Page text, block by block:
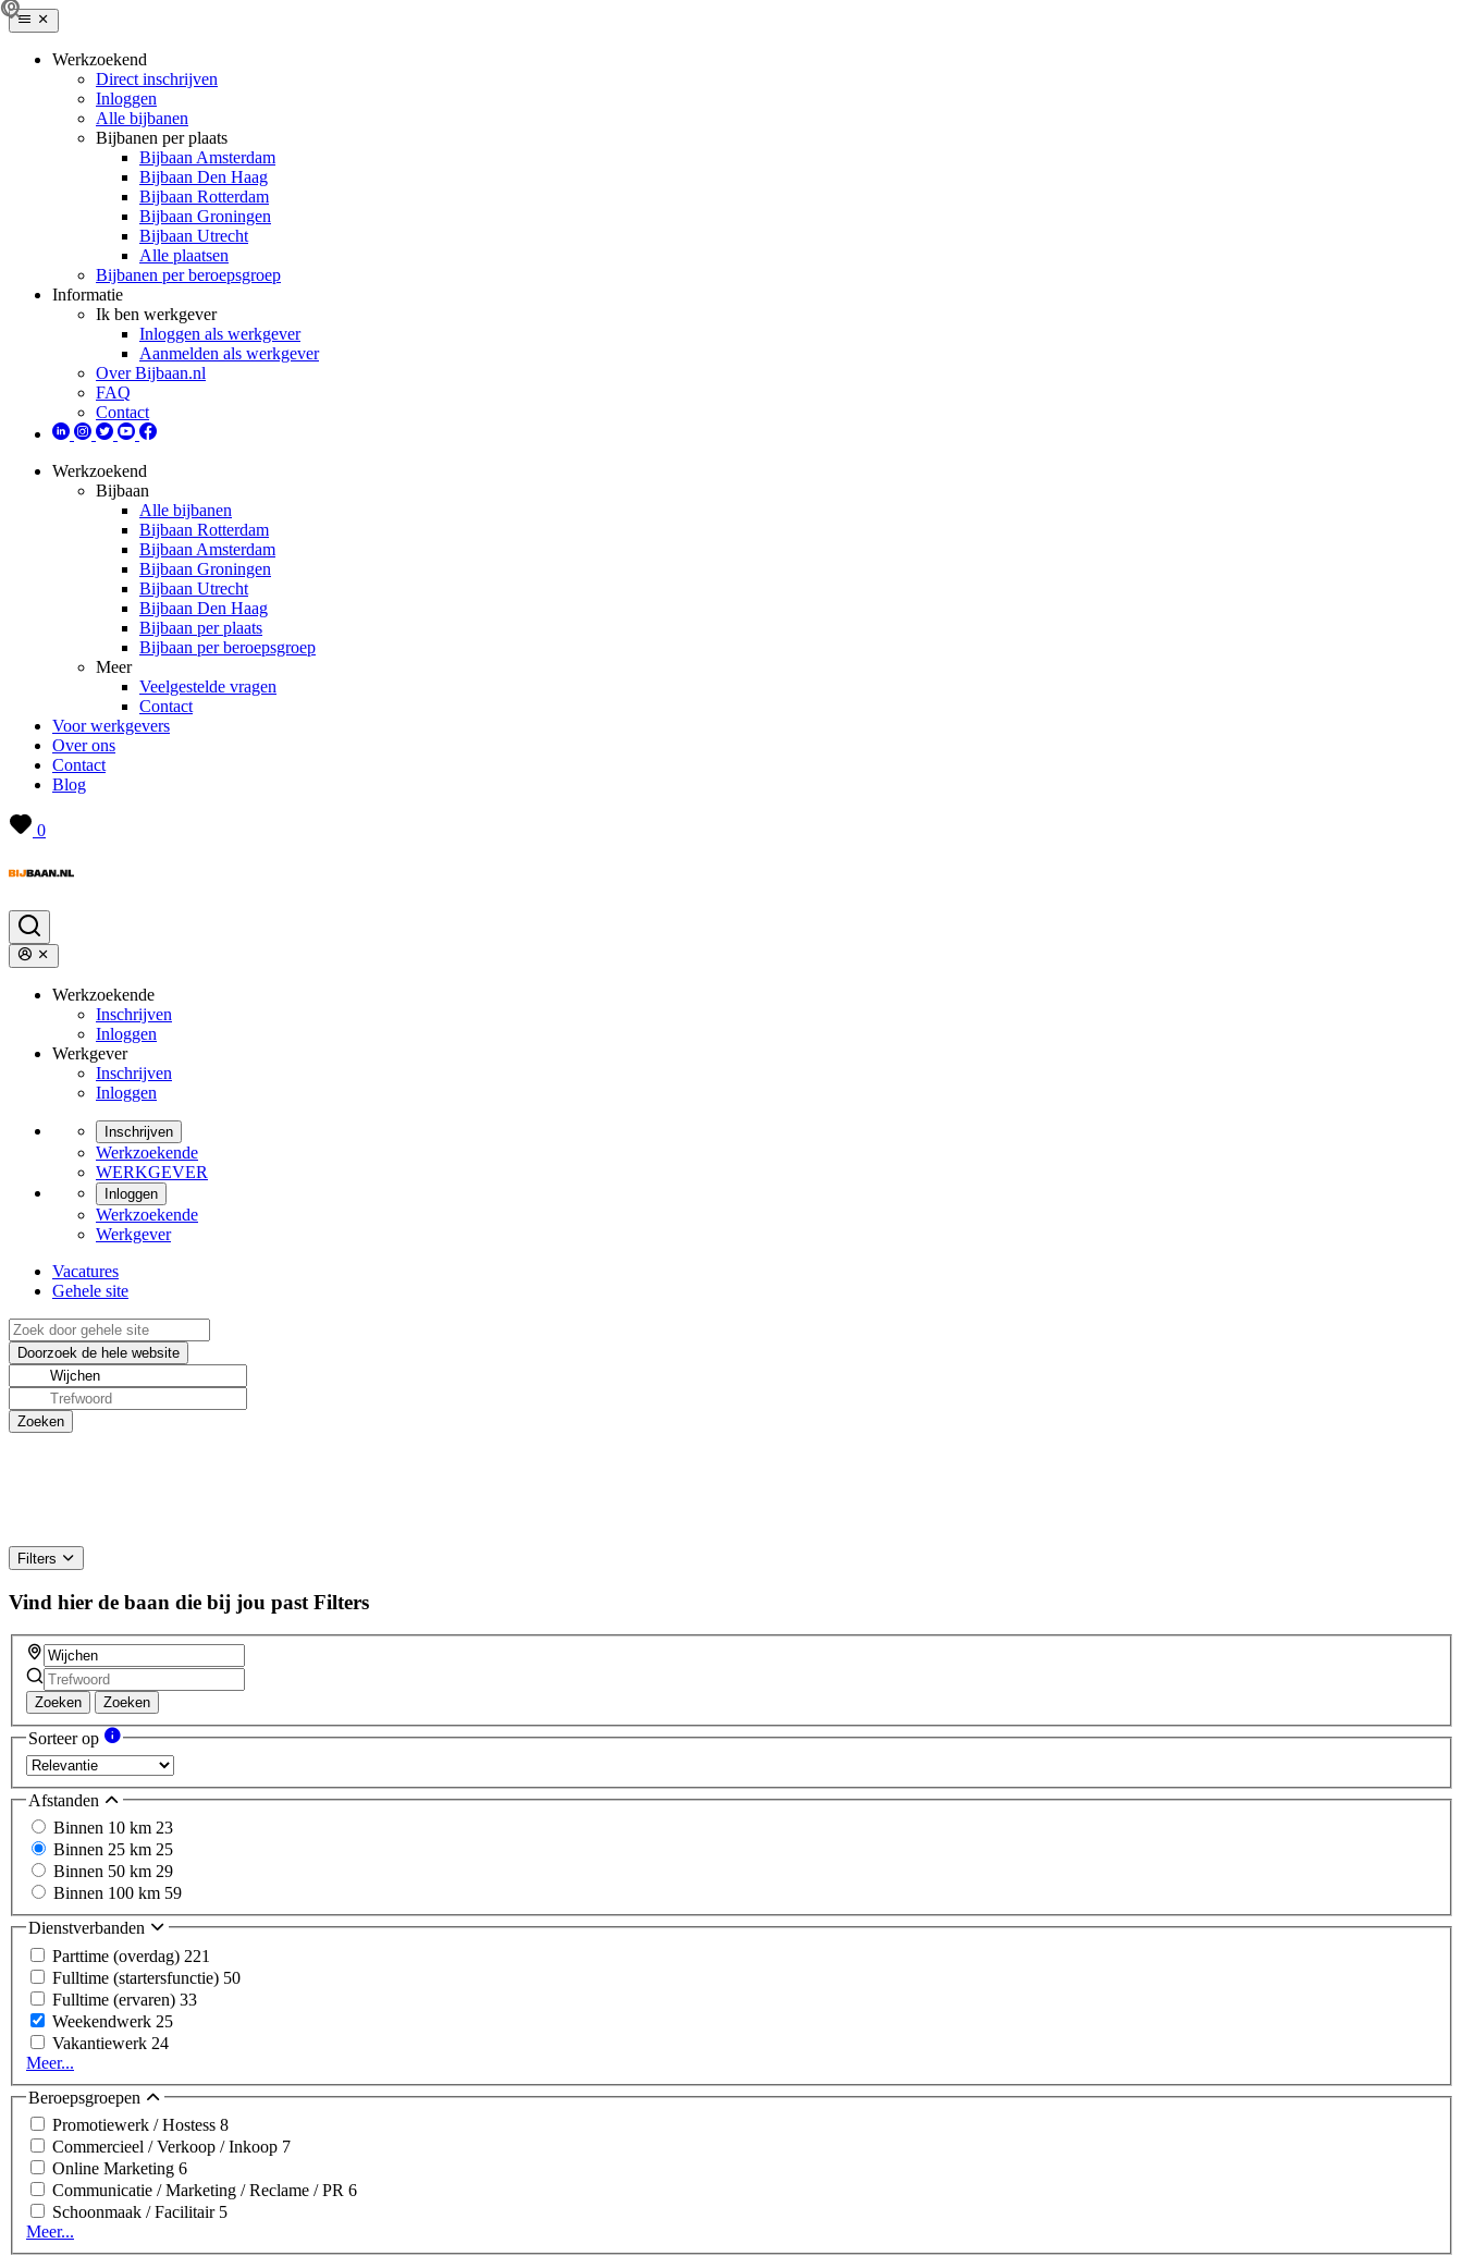
Werkzoekend
Direct inschrijven
Inloggen
Alle bijbanen
Bijbanen per plaats
Bijbaan Amsterdam
Bijbaan Den Haag
Bijbaan Rotterdam
Bijbaan Groningen
Bijbaan Utrecht
Alle plaatsen
Bijbanen per beroepsgroep
Informatie
Ik ben werkgever
Inloggen als werkgever
Aanmelden als werkgever
Over Bijbaan.nl
FAQ
Contact
Werkzoekend
Bijbaan
Alle bijbanen
Bijbaan Rotterdam
Bijbaan Amsterdam
Bijbaan Groningen
Bijbaan Utrecht
Bijbaan Den Haag
Bijbaan per plaats
Bijbaan per beroepsgroep
Meer
Veelgestelde vragen
Contact
Voor werkgevers
Over ons
Contact
Blog
0
Werkzoekende
Inschrijven
Inloggen
Werkgever
Inschrijven
Inloggen
Inschrijven
Werkzoekende
WERKGEVER
Inloggen
Werkzoekende
Werkgever
Vacatures
Gehele site
Filters
Vind hier de baan die bij jou past Filters
Zoeken Zoeken
Sorteer op
Afstanden
Binnen 10 km 23
Binnen 25 km 25
Binnen 50 km 29
Binnen 100 km 59
Dienstverbanden
Parttime (overdag) 221
Fulltime (startersfunctie) 50
Fulltime (ervaren) 33
Weekendwerk 25
Vakantiewerk 24
Meer...
Beroepsgroepen
Promotiewerk / Hostess 8
Commercieel / Verkoop / Inkoop 7
Online Marketing 6
Communicatie / Marketing / Reclame / PR 6
Schoonmaak / Facilitair 5
Meer...